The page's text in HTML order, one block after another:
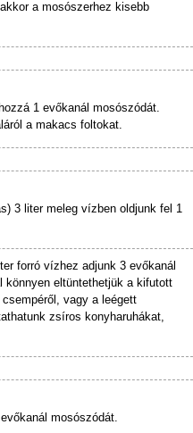
a mosószerhez kisebb
1 evőkanál mosószódát.
a makacs foltokat.
3 liter meleg vízben oldjunk fel 1
forró vízhez adjunk 3 evőkanál
eltüntethetjük a kifutott
vagy a leégett
zsíros konyharuhákat,
mosószódát.